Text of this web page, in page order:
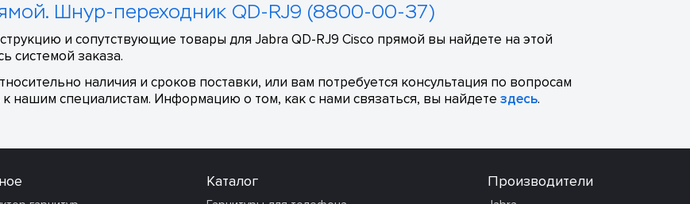
Шнур-переходник QD-RJ9 (8800-00-37)
и сопутствующие товары для Jabra QD-RJ9 Cisco прямой вы найдете на этой
системой заказа.
наличия и сроков поставки, или вам потребуется консультация по вопросам
нашим специалистам. Информацию о том, как с нами связаться, вы найдете здесь.
Каталог Производители